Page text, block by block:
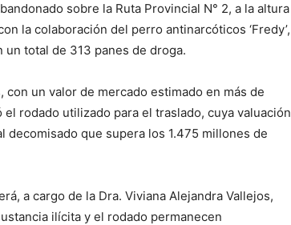
sobre la Ruta Provincial N° 2, a la altura
la colaboración del perro antinarcóticos ‘Fredy’,
total de 313 panes de droga.
un valor de mercado estimado en más de
rodado utilizado para el traslado, cuya valuación
decomisado que supera los 1.475 millones de
a cargo de la Dra. Viviana Alejandra Vallejos,
ilícita y el rodado permanecen